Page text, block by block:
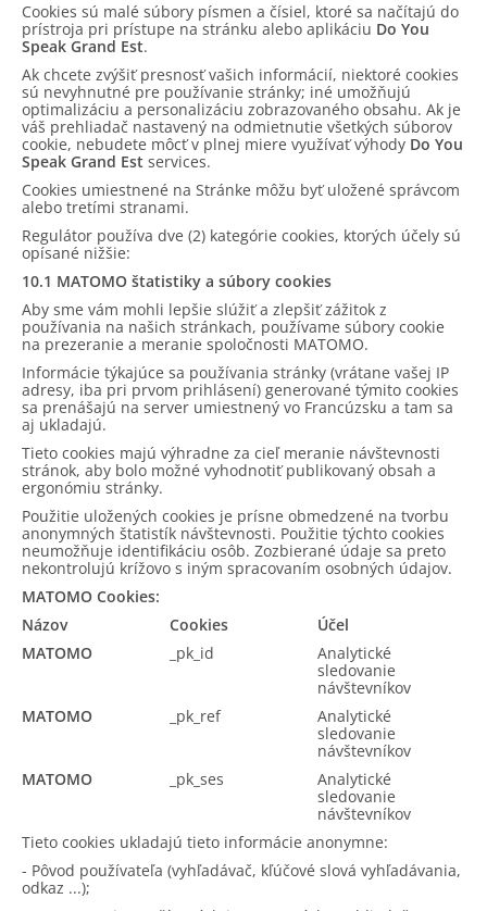
Cookies sú malé súbory písmen a čísiel, ktoré sa načítajú do
prístroja pri prístupe na stránku alebo aplikáciu Do You
Speak Grand Est.
Ak chcete zvýšiť presnosť vašich informácií, niektoré cookies
sú nevyhnutné pre používanie stránky; iné umožňujú
optimalizáciu a personalizáciu zobrazovaného obsahu. Ak je
váš prehliadač nastavený na odmietnutie všetkých súborov
cookie, nebudete môcť v plnej miere využívať výhody Do You
Speak Grand Est services.
Cookies umiestnené na Stránke môžu byť uložené správcom
alebo tretími stranami.
Regulátor používa dve (2) kategórie cookies, ktorých účely sú
opísané nižšie:
10.1 MATOMO štatistiky a súbory cookies
Aby sme vám mohli lepšie slúžiť a zlepšiť zážitok z
používania na našich stránkach, používame súbory cookie
na prezeranie a meranie spoločnosti MATOMO.
Informácie týkajúce sa používania stránky (vrátane vašej IP
adresy, iba pri prvom prihlásení) generované týmito cookies
sa prenášajú na server umiestnený vo Francúzsku a tam sa
aj ukladajú.
Tieto cookies majú výhradne za cieľ meranie návštevnosti
stránok, aby bolo možné vyhodnotiť publikovaný obsah a
ergonómiu stránky.
Použitie uložených cookies je prísne obmedzené na tvorbu
anonymných štatistík návštevnosti. Použitie týchto cookies
neumožňuje identifikáciu osôb. Zozbierané údaje sa preto
nekontrolujú krížovo s iným spracovaním osobných údajov.
MATOMO Cookies:
Názov
Cookies
Účel
MATOMO
_pk_id
Analytické
sledovanie
návštevníkov
MATOMO
_pk_ref
Analytické
sledovanie
návštevníkov
MATOMO
_pk_ses
Analytické
sledovanie
návštevníkov
Tieto cookies ukladajú tieto informácie anonymne:
- Pôvod používateľa (vyhľadávač, kľúčové slová vyhľadávania,
odkaz ...);